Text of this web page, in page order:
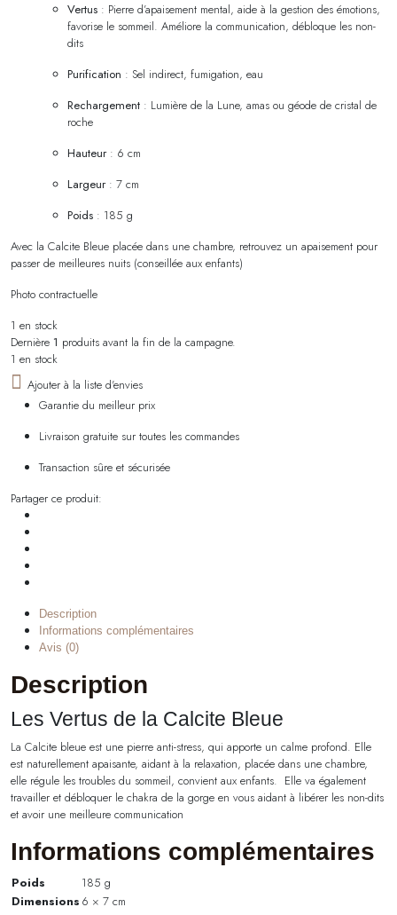
Vertus : Pierre d’apaisement mental, aide à la gestion des émotions,
favorise le sommeil. Améliore la communication, débloque les non-
dits
Purification : Sel indirect, fumigation, eau
Rechargement : Lumière de la Lune, amas ou géode de cristal de
roche
Hauteur : 6 cm
Largeur : 7 cm
Poids : 185 g
Avec la Calcite Bleue placée dans une chambre, retrouvez un apaisement pour
passer de meilleures nuits (conseillée aux enfants)
Photo contractuelle
1 en stock
Dernière 1 produits avant la fin de la campagne.
1 en stock
Ajouter à la liste d'envies
Garantie du meilleur prix
Livraison gratuite sur toutes les commandes
Transaction sûre et sécurisée
Partager ce produit:
Description
Informations complémentaires
Avis (0)
Description
Les Vertus de la Calcite Bleue
La Calcite bleue est une pierre anti-stress, qui apporte un calme profond. Elle
est naturellement apaisante, aidant à la relaxation, placée dans une chambre,
elle régule les troubles du sommeil, convient aux enfants. Elle va également
travailler et débloquer le chakra de la gorge en vous aidant à libérer les non-dits
et avoir une meilleure communication
Informations complémentaires
Poids
185 g
Dimensions 6 × 7 cm